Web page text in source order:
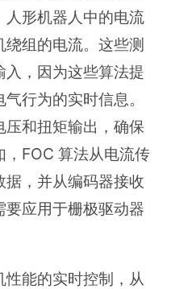
人形机器人中的电流
组的电流。这些测
，因为这些算法提
行为的实时信息。
和扭矩输出，确保
FOC 算法从电流传
，并从编码器接收
应用于栅极驱动器
能的实时控制，从